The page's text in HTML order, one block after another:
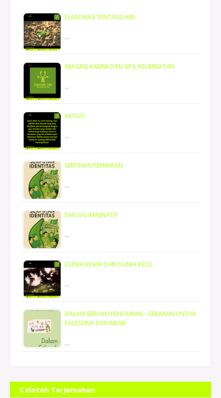
ELABORASI TENTANG KIRI
…
IMAGINE KAMMI DAN SIPIL KEUMMATAN
…
AKTIVIS
…
SERPIHAN PEMIKIRAN
…
DIALOG IMAJINATIF
…
DUNIA BESAR DAN DUNIA KECIL
…
DALAM SEBUAH PENCARIAN - GERAKAN UNTUK
PALESTINA DAN MESIR
…
Celoteh Terjemahan